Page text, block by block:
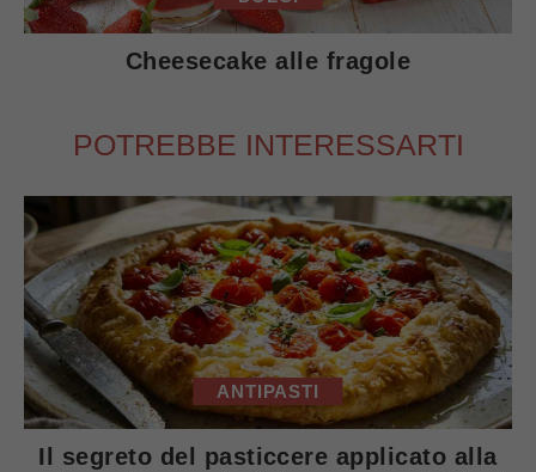
Cheesecake alle fragole
POTREBBE INTERESSARTI
ANTIPASTI
Il segreto del pasticcere applicato alla